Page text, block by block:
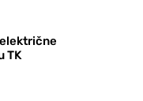
TK